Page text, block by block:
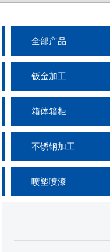
全部产品
钣金加工
箱体箱柜
不锈钢加工
喷塑喷漆